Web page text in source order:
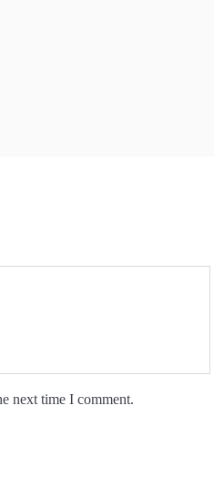
next time I comment.